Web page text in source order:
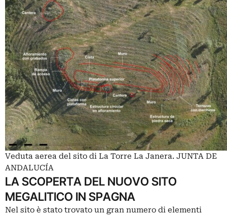
Veduta aerea del sito di La Torre La Janera. JUNTA DE
ANDALUCÍA
LA SCOPERTA DEL NUOVO SITO
MEGALITICO IN SPAGNA
Nel sito è stato trovato un gran numero di elementi